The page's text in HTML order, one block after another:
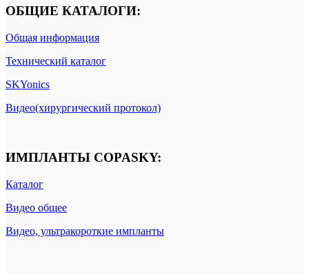
ОБЩИЕ КАТАЛОГИ:
Общая информация
Технический каталог
SKYonics
Видео(хирургический протокол)
ИМПЛАНТЫ COPASKY:
Каталог
Видео общее
Видео, ультракороткие импланты